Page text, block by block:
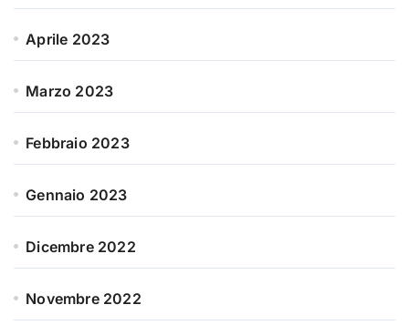
Aprile 2023
Marzo 2023
Febbraio 2023
Gennaio 2023
Dicembre 2022
Novembre 2022